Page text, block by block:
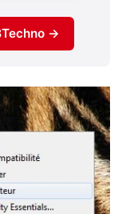
→